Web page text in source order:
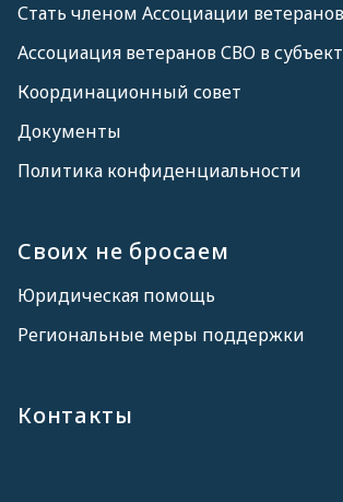
Стать членом Ассоциации
Ассоциация ветеранов СВО в
Координационный совет
Документы
Политика конфиденциальности
Своих не бросаем
Юридическая помощь
Региональные меры поддержки
Контакты